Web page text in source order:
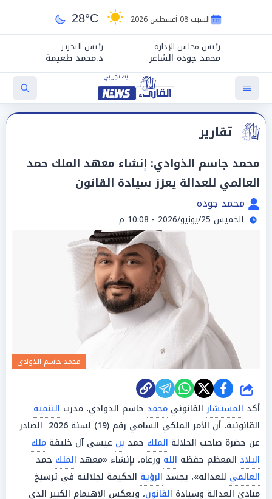
السبت 08 أغسطس 2026 28°C
رئيس مجلس الإدارة
محمد جودة الشاعر
رئيس التحرير
د.محمد طعيمة
تقارير
محمد جاسم الذوادي: إنشاء معهد الملك حمد
العالمي للعدالة يعزز سيادة القانون
محمد جوده
الخميس 25/يونيو/2026 - 10:08 م
محمد جاسم الذوادي
شارك
أكد المستشارالقانوني محمد جاسم الذوادي، مدرب التنمية
القانونية، أن الأمر الملكي السامي رقم (19) لسنة 2026 الصادر
عن حضرة صاحب الجلالة الملك حمد بن عيسى آل خليفة ملك
البلاد المعظم حفظه الله ورعاه، بإنشاء «معهد الملك حمد
العالمي للعدالة»، يجسد الرؤية الحكيمة لجلالته في ترسيخ
مبادئ العدالة وسيادة القانون، ويعكس الاهتمام الكبير الذي